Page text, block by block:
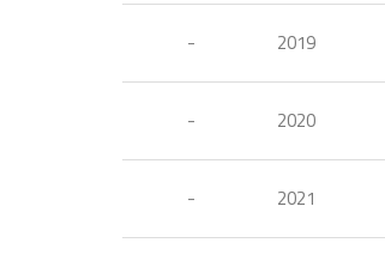
- 2019
- 2020
- 2021